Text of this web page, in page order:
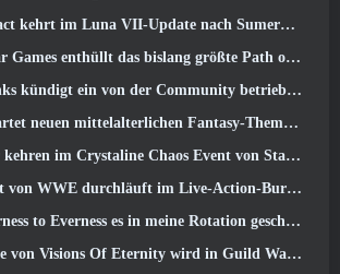
kehrt im Luna VII-Update nach Sumeru zurück
das bislang größte Path of Exile II-Update, Rückkehr der Alten
ein von der Community betriebenes WARRIORS-Turnier an
mittelalterlichen Fantasy-Themenmodus „Dragon’s Claim“
im Crystaline Chaos Event von Star Trek Online zurück
im Live-Action-Burst-Fest-Trailer von Delta Force eine Ausbildung im „The Loot Camp“.
to Everness es in meine Rotation geschafft hat, Zur Zeit
Of Eternity wird in Guild Wars fortgesetzt 2 Nächste Woche